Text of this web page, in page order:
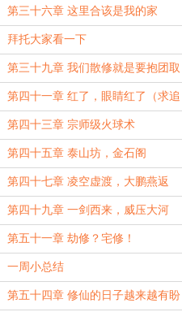
第三十六章 这里合该是我的家
拜托大家看一下
第三十九章 我们散修就是要抱团取
暖
第四十一章 红了，眼睛红了（求追
读）
第四十三章 宗师级火球术
第四十五章 泰山坊，金石阁
第四十七章 凌空虚渡，大鹏燕返
第四十九章 一剑西来，威压大河
第五十一章 劫修？宅修！
一周小总结
第五十四章 修仙的日子越来越有盼